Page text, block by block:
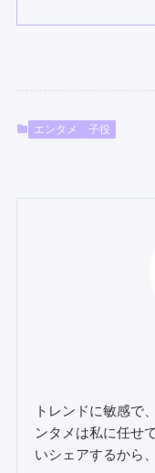
エンタメ 子役
トレンドに敏感で
ンタメは私に任せ
いシェアするから